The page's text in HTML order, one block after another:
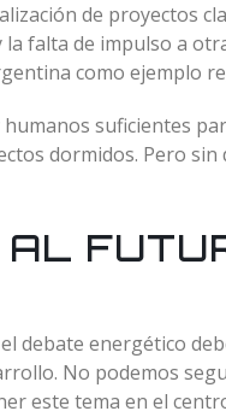
de proyectos
falta de impulso a
como ejemplo
suficientes
dormidos. Pero
debate energético
No podemos
este tema en el